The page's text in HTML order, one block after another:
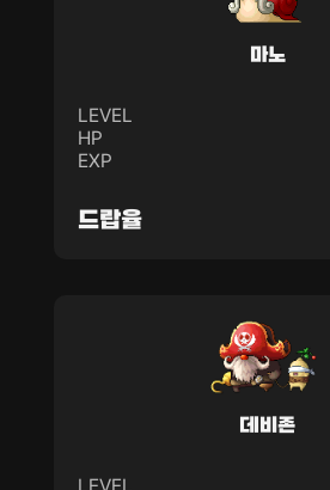
마노
LEVEL
HP
EXP
드랍율
데비존
LEVEL